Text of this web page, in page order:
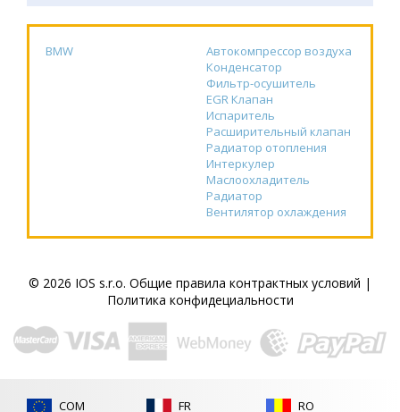
BMW
Автокомпрессор воздуха
Конденсатор
Фильтр-осушитель
EGR Клапан
Испаритель
Расширительный клапан
Радиатор отопления
Интеркулер
Маслоохладитель
Радиатор
Вентилятор охлаждения
© 2026 IOS s.r.o. Общие правила контрактных условий |
Политика конфидециальности
COM FR RO